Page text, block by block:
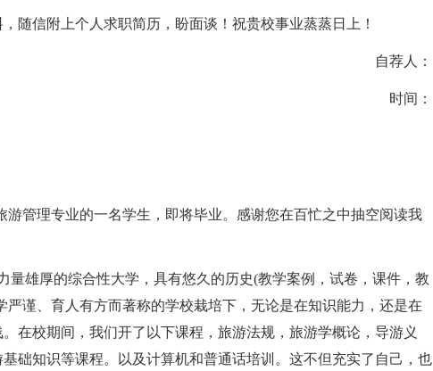
信附上个人求职简历，盼面谈！祝贵校事业蒸蒸日上！
自荐人：
时间：
管理专业的一名学生，即将毕业。感谢您在百忙之中抽空阅读我
雄厚的综合性大学，具有悠久的历史(教学案例，试卷，课件，教
严谨、育人有方而著称的学校栽培下，无论是在知识能力，还是在
在校期间，我们开了以下课程，旅游法规，旅游学概论，导游义
础知识等课程。以及计算机和普通话培训。这不但充实了自己，也